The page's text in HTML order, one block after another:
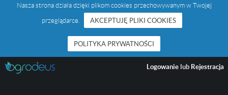
Nasza strona działa dzięki plikom cookies przechowywanym w Twojej
przeglądarce.
AKCEPTUJĘ PLIKI COOKIES
POLITYKA PRYWATNOŚCI
Logowanie lub Rejestracja